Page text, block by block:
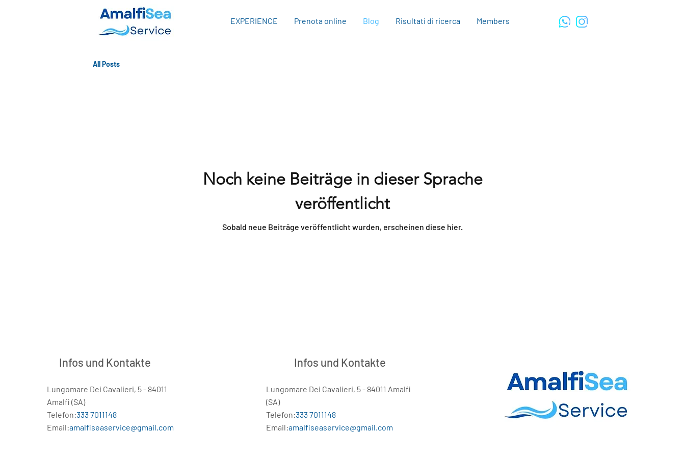
EXPERIENCE Prenota online Blog Risultati di ricerca Members
All Posts
Noch keine Beiträge in dieser Sprache
veröffentlicht
Sobald neue Beiträge veröffentlicht wurden, erscheinen diese hier.
Infos und Kontakte
Lungomare Dei Cavalieri, 5 - 84011
Amalfi (SA)
Telefon:333 7011148
Email:amalfiseaservice@gmail.com
Infos und Kontakte
Lungomare Dei Cavalieri, 5 - 84011 Amalfi
(SA)
Telefon:333 7011148
Email:amalfiseaservice@gmail.com